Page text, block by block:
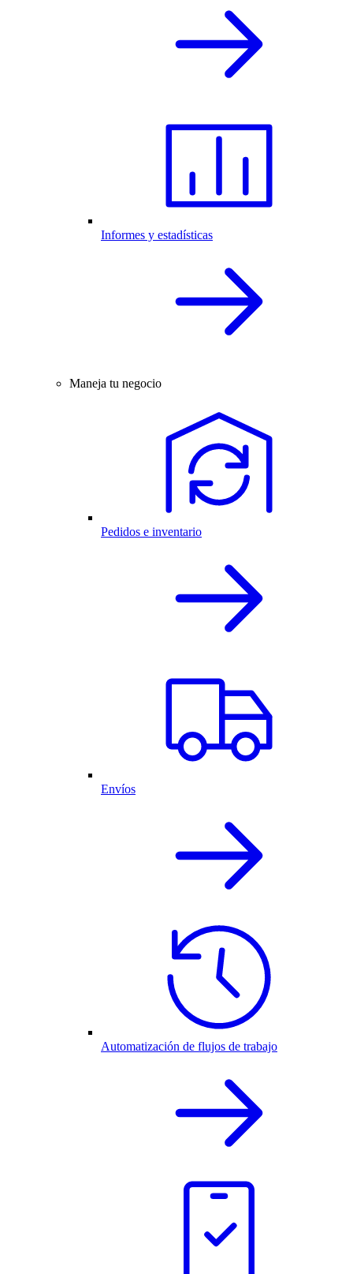
Informes y estadísticas
Maneja tu negocio
Pedidos e inventario
Envíos
Automatización de flujos de trabajo